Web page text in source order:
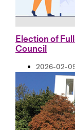
Election of
Council
2026-02-